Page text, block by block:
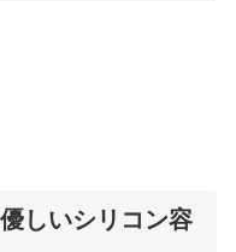
しいシリコン容